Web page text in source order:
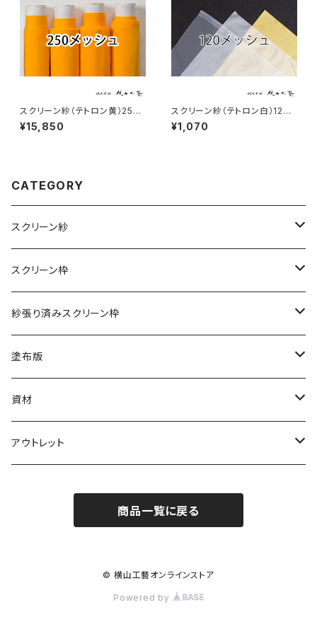
スクリーン紗（テトロン黄）250
メッシュ 5m紙管巻き
¥15,850
スクリーン紗（テトロン白）120メ
ッシュ こねこ便
¥1,070
CATEGORY
スクリーン紗
ポリエステル（テトロン）
こねこ便
紙管巻き
ナイロン
こねこ便
紙管巻き
スクリーン枠
アルミ枠
木枠
紗張り済みスクリーン枠
アルミ枠
木枠
塗布版
アルミ枠
資材
インク
アウトレット
ポリエステル（テトロン）
商品一覧に戻る
© 横山工藝オンラインストア
Powered by